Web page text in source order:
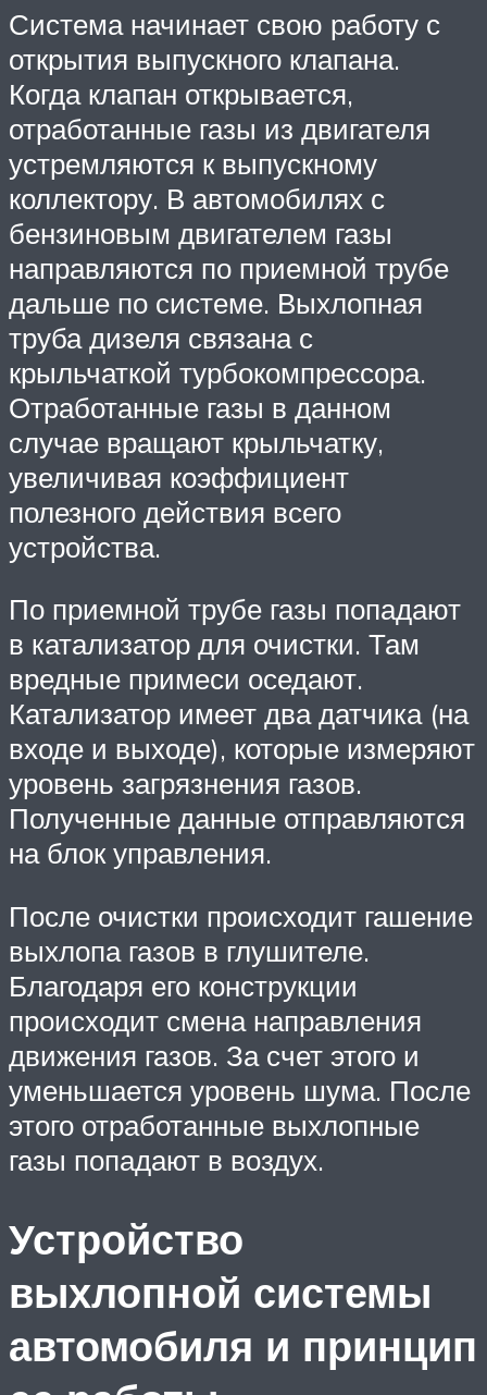
Система начинает свою работу с
открытия выпускного клапана.
Когда клапан открывается,
отработанные газы из двигателя
устремляются к выпускному
коллектору. В автомобилях с
бензиновым двигателем газы
направляются по приемной трубе
дальше по системе. Выхлопная
труба дизеля связана с
крыльчаткой турбокомпрессора.
Отработанные газы в данном
случае вращают крыльчатку,
увеличивая коэффициент
полезного действия всего
устройства.
По приемной трубе газы попадают
в катализатор для очистки. Там
вредные примеси оседают.
Катализатор имеет два датчика (на
входе и выходе), которые измеряют
уровень загрязнения газов.
Полученные данные отправляются
на блок управления.
После очистки происходит гашение
выхлопа газов в глушителе.
Благодаря его конструкции
происходит смена направления
движения газов. За счет этого и
уменьшается уровень шума. После
этого отработанные выхлопные
газы попадают в воздух.
Устройство
выхлопной системы
автомобиля и принцип